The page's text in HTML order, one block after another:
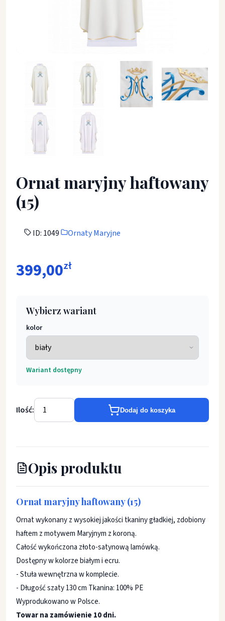
Ornat maryjny haftowany (15) - Ornaty Maryjne - Ornat
Ornat maryjny haftowany
(15)
ID: 1049 Ornaty Maryjne
399,00zł
Wybierz wariant
kolor
Wariant dostępny
Ilość: Dodaj do koszyka
Opis produktu
Ornat maryjny haftowany (15)
Ornat wykonany z wysokiej jakości tkaniny gładkiej, zdobiony
haftem z motywem Maryjnym z koroną.
Całość wykończona złoto-satynową lamówką.
Dostępny w kolorze białym i ecru.
- Stuła wewnętrzna w komplecie.
- Długość szaty 130 cm Tkanina: 100% PE
Wyprodukowano w Polsce.
Towar na zamówienie 10 dni.